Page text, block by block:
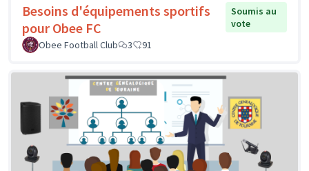
Besoins d'équipements sportifs
pour Obee FC
Soumis au
vote
Obee Football Club
3 91